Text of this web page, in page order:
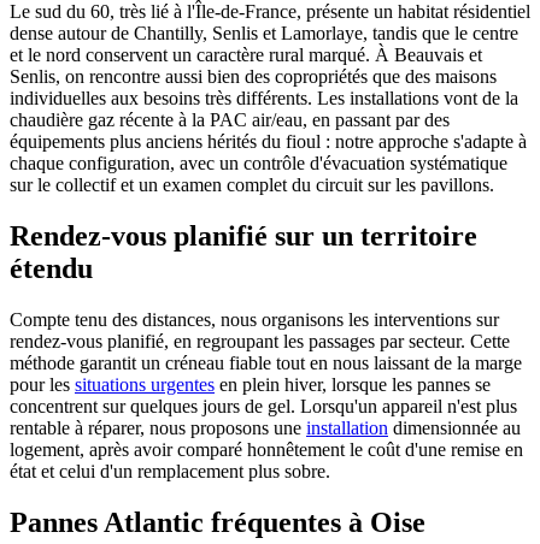
Le sud du 60, très lié à l'Île-de-France, présente un habitat résidentiel
dense autour de Chantilly, Senlis et Lamorlaye, tandis que le centre
et le nord conservent un caractère rural marqué. À Beauvais et
Senlis, on rencontre aussi bien des copropriétés que des maisons
individuelles aux besoins très différents. Les installations vont de la
chaudière gaz récente à la PAC air/eau, en passant par des
équipements plus anciens hérités du fioul : notre approche s'adapte à
chaque configuration, avec un contrôle d'évacuation systématique
sur le collectif et un examen complet du circuit sur les pavillons.
Rendez-vous planifié sur un territoire
étendu
Compte tenu des distances, nous organisons les interventions sur
rendez-vous planifié, en regroupant les passages par secteur. Cette
méthode garantit un créneau fiable tout en nous laissant de la marge
pour les situations urgentes en plein hiver, lorsque les pannes se
concentrent sur quelques jours de gel. Lorsqu'un appareil n'est plus
rentable à réparer, nous proposons une installation dimensionnée au
logement, après avoir comparé honnêtement le coût d'une remise en
état et celui d'un remplacement plus sobre.
Pannes Atlantic fréquentes à Oise